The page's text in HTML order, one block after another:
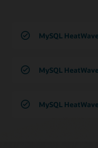
MySQL HeatWave
MySQL
MySQL